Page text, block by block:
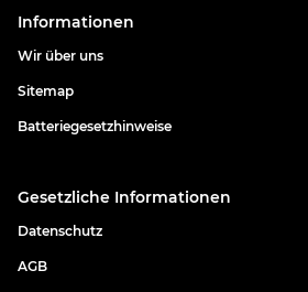
Informationen
Wir über uns
Sitemap
Batteriegesetzhinweise
Gesetzliche Informationen
Datenschutz
AGB